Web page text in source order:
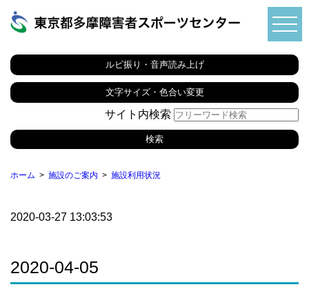
ルビ振り・音声読み上げ
文字サイズ・色合い変更
サイト内検索
ホーム 施設のご案内 施設利用状況
2020-03-27 13:03:53
2020-04-05